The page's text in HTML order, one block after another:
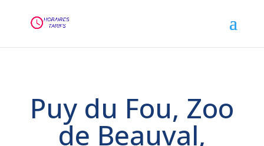
Puy du Fou, Zoo
de Beauval,